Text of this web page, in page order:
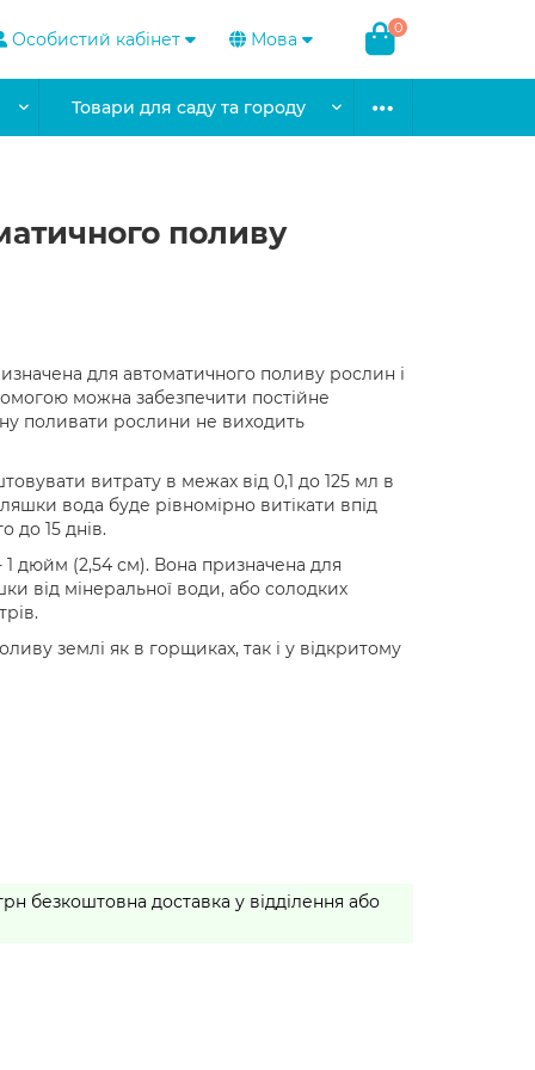
Особистий кабінет Мова
0
Товари для саду та городу
поливу
для автоматичного поливу рослин і
можна забезпечити постійне
поливати рослини не виходить
витрату в межах від 0,1 до 125 мл в
вода буде рівномірно витікати впід
до 15 днів.
1 дюйм (2,54 см). Вона призначена для
від мінеральної води, або солодких
землі як в горщиках, так і у відкритому
безкоштовна доставка у відділення або